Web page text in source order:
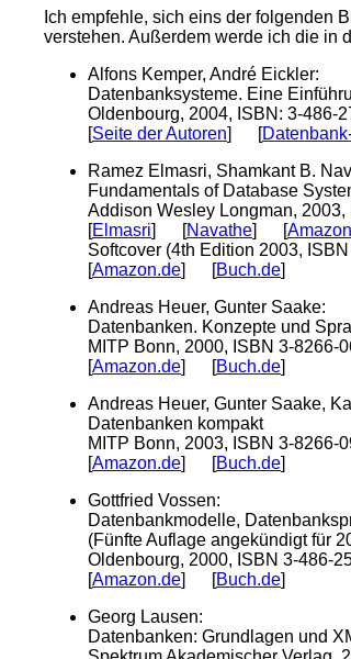
Ich empfehle, sich eins der folgenden
verstehen. Außerdem werde ich die in
Alfons Kemper, André Eickler:
Datenbanksysteme. Eine
Oldenbourg, 2004, ISBN: 3-486-
[Seite der Autoren] [
Ramez Elmasri, Shamkant B.
Fundamentals of Database
Addison Wesley Longman,
[Elmasri] [Navathe] [
Softcover (4th Edition 2003,
[Amazon.de] [Buch.de]
Andreas Heuer, Gunter Saake:
Datenbanken. Konzepte und
MITP Bonn, 2000, ISBN 3-8266-
[Amazon.de] [Buch.de]
Andreas Heuer, Gunter Saake,
Datenbanken kompakt
MITP Bonn, 2003, ISBN 3-8266-
[Amazon.de] [Buch.de]
Gottfried Vossen:
Datenbankmodelle,
(Fünfte Auflage angekündigt für
Oldenbourg, 2000, ISBN 3-486-
[Amazon.de] [Buch.de]
Georg Lausen:
Datenbanken: Grundlagen und